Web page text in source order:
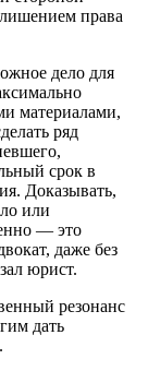
права
дело для
материалами,
ряд
срок в
Доказывать,
или
— это
даже без
юрист.
резонанс
дать